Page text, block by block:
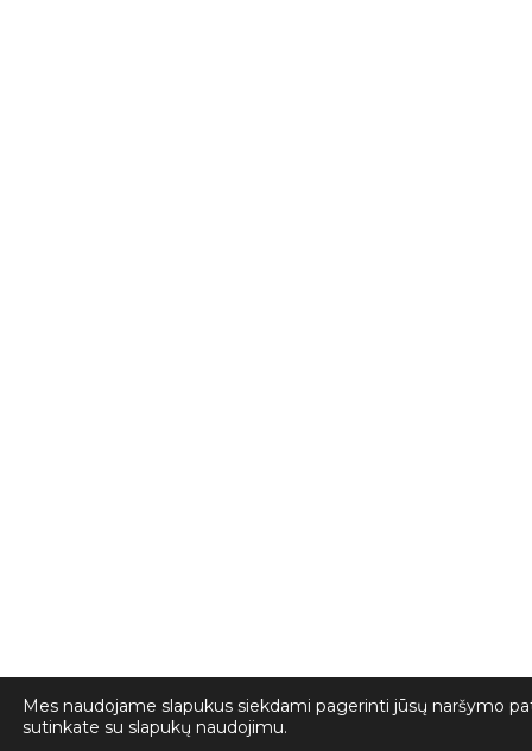
Mes naudojame slapukus siekdami pagerinti jūsų naršymo
sutinkate su slapukų naudojimu.